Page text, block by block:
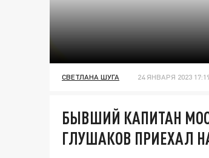
СВЕТЛАНА ШУГА 24 ЯНВАРЯ 2023
БЫВШИЙ КАПИТАН
ГЛУШАКОВ ПРИЕХАЛ